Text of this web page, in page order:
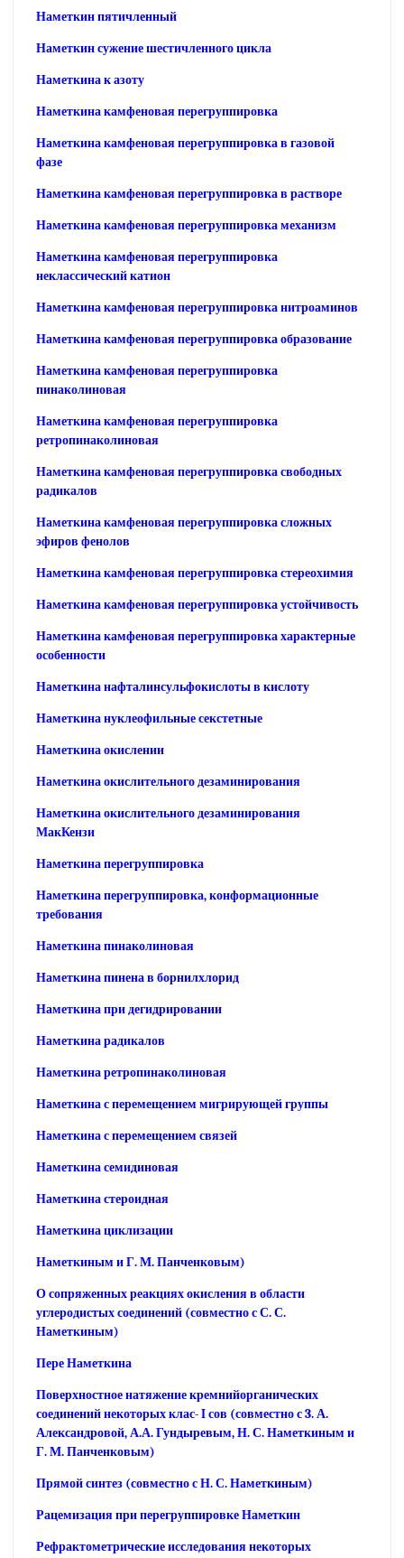
Наметкин пятичленный
Наметкин сужение шестичленного цикла
Наметкина к азоту
Наметкина камфеновая перегруппировка
Наметкина камфеновая перегруппировка в газовой
фазе
Наметкина камфеновая перегруппировка в растворе
Наметкина камфеновая перегруппировка механизм
Наметкина камфеновая перегруппировка
неклассический катион
Наметкина камфеновая перегруппировка нитроаминов
Наметкина камфеновая перегруппировка образование
Наметкина камфеновая перегруппировка
пинаколиновая
Наметкина камфеновая перегруппировка
ретропинаколиновая
Наметкина камфеновая перегруппировка свободных
радикалов
Наметкина камфеновая перегруппировка сложных
эфиров фенолов
Наметкина камфеновая перегруппировка стереохимия
Наметкина камфеновая перегруппировка устойчивость
Наметкина камфеновая перегруппировка характерные
особенности
Наметкина нафталинсульфокислоты в кислоту
Наметкина нуклеофильные секстетные
Наметкина окислении
Наметкина окислительного дезаминирования
Наметкина окислительного дезаминирования
МакКензи
Наметкина перегруппировка
Наметкина перегруппировка, конформационные
требования
Наметкина пинаколиновая
Наметкина пинена в борнилхлорид
Наметкина при дегидрировании
Наметкина радикалов
Наметкина ретропинаколиновая
Наметкина с перемещением мигрирующей группы
Наметкина с перемещением связей
Наметкина семидиновая
Наметкина стероидная
Наметкина циклизации
Наметкиным и Г. М. Панченковым)
О сопряженных реакциях окисления в области
углеродистых соединений (совместно с С. С.
Наметкиным)
Пере Наметкина
Поверхностное натяжение кремнийорганических
соединений некоторых клас- I сов (совместно с 3. А.
Александровой, А.А. Гундыревым, Н. С. Наметкиным и
Г. М. Панченковым)
Прямой синтез (совместно с Н. С. Наметкиным)
Рацемизация при перегруппировке Наметкин
Рефрактометрические исследования некоторых